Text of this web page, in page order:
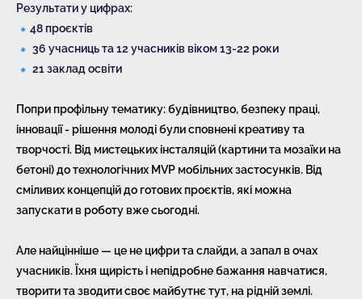
Результати у цифрах:
48 проєктів
36 учасниць та 12 учасників віком 13-22 роки
21 заклад освіти
Попри профільну тематику: будівництво, безпеку праці,
інновації - рішення молоді були сповнені креативу та
творчості. Від мистецьких інсталяцій (картини та мозаїки на
бетоні) до технологічних MVP мобільних застосунків. Від
сміливих концепцій до готових проєктів, які можна
запускати в роботу вже сьогодні.
Але найцінніше — це не цифри та слайди, а запал в очах
учасників. Їхня щирість і непідробне бажання навчатися,
творити та зводити своє майбутнє тут, на рідній землі.